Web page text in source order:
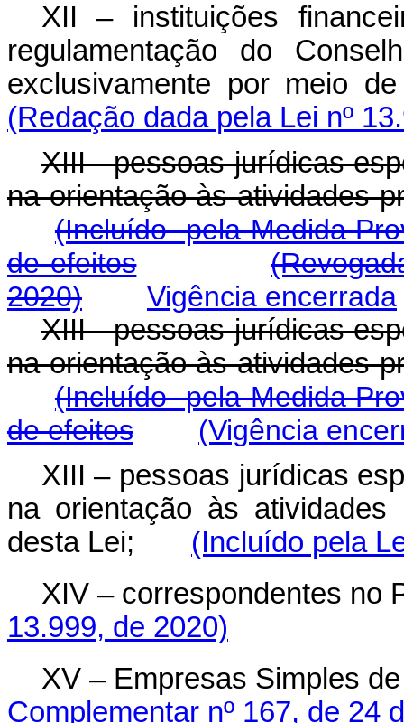
XII – instituições
regulamentação do
exclusivamente por meio
(Redação dada pela Lei nº
XIII - pessoas jurídicas
na orientação às atividades
(Incluído pela Medida
de efeitos
2020)
Vigência encerrada
XIII - pessoas jurídicas
na orientação às atividades
(Incluído pela Medida
de efeitos
(Vigência
XIII – pessoas jurídicas
na orientação às
desta Lei;
(Incluído pela
XIV – correspondentes no
13.999, de 2020)
XV – Empresas Simples
Complementar nº 167, de 24